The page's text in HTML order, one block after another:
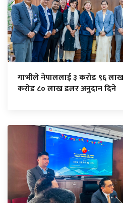
गाभीले नेपाललाई ३ करोड ९६
करोड ८० लाख डलर अनुदान दिने